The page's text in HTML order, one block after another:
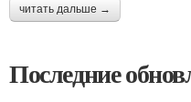
читать дальше →
Последние